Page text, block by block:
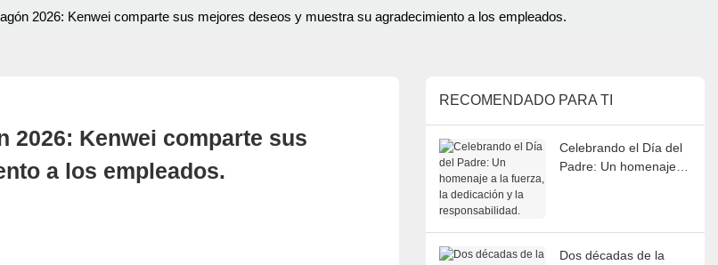
2026: Kenwei comparte sus mejores deseos y muestra su agradecimiento a los empleados.
2026: Kenwei comparte sus
a los empleados.
RECOMENDADO PARA TI
Celebrando el Día del
Padre: Un homenaje a
Dos décadas de la